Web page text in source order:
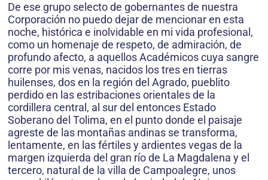
De ese grupo selecto de gobernantes de nuestra
Corporación no puedo dejar de mencionar en esta
noche, histórica e inolvidable en mi vida profesional,
como un homenaje de respeto, de admiración, de
profundo afecto, a aquellos Académicos cuya sangre
corre por mis venas, nacidos los tres en tierras
huilenses, dos en la región del Agrado, pueblito
perdido en las estribaciones orientales de la
cordillera central, al sur del entonces Estado
Soberano del Tolima, en el punto donde el paisaje
agreste de las montañas andinas se transforma,
lentamente, en las fértiles y ardientes vegas de la
margen izquierda del gran río de La Magdalena y el
tercero, natural de la villa de Campoalegre, unos